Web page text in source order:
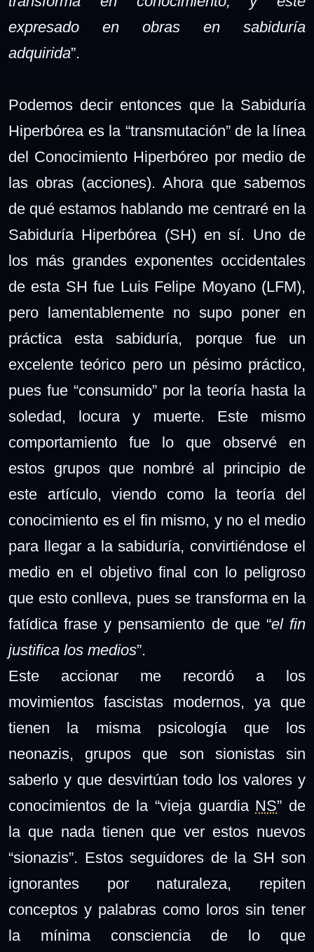
expresado en obras en sabiduría
adquirida”.
Podemos decir entonces que la Sabiduría
Hiperbórea es la “transmutación” de la línea
del Conocimiento Hiperbóreo por medio de
las obras (acciones). Ahora que sabemos
de qué estamos hablando me centraré en la
Sabiduría Hiperbórea (SH) en sí. Uno de
los más grandes exponentes occidentales
de esta SH fue Luis Felipe Moyano (LFM),
pero lamentablemente no supo poner en
práctica esta sabiduría, porque fue un
excelente teórico pero un pésimo práctico,
pues fue “consumido” por la teoría hasta la
soledad, locura y muerte. Este mismo
comportamiento fue lo que observé en
estos grupos que nombré al principio de
este artículo, viendo como la teoría del
conocimiento es el fin mismo, y no el medio
para llegar a la sabiduría, convirtiéndose el
medio en el objetivo final con lo peligroso
que esto conlleva, pues se transforma en la
fatídica frase y pensamiento de que “el fin
justifica los medios”.
Este accionar me recordó a los
movimientos fascistas modernos, ya que
tienen la misma psicología que los
neonazis, grupos que son sionistas sin
saberlo y que desvirtúan todo los valores y
conocimientos de la “vieja guardia NS” de
la que nada tienen que ver estos nuevos
“sionazis”. Estos seguidores de la SH son
ignorantes por naturaleza, repiten
conceptos y palabras como loros sin tener
la mínima consciencia de lo que